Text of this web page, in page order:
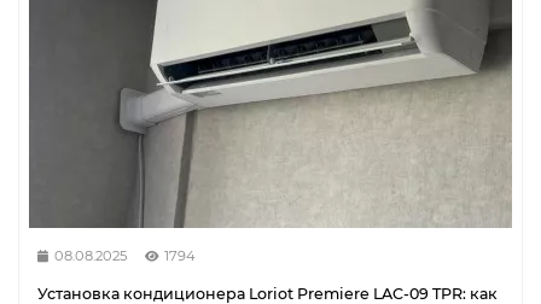
08.08.2025 1794
Установка кондиционера Loriot Premiere LAC-09 TPR: как